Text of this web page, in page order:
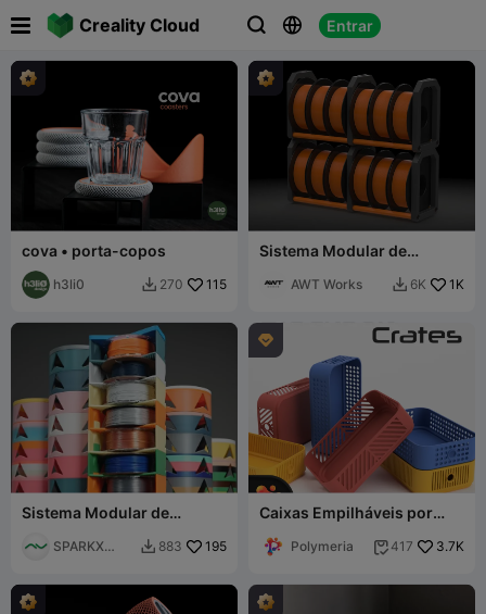
Creality Cloud   Entrar
 
cova • porta-copos
h3li0  270 115
Sistema Modular de
Filamento - V1 (Testado e
AWT Works  6K 1K
Sistema Modular de
Filamento com logotipo da
SPARKX
 883 195

Caixas Empilháveis por
Polymeria  417 3.7K